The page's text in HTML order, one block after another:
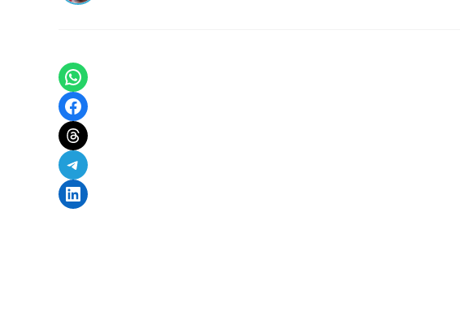
Share on WhatsApp
Share on Facebook
Share on Threads
Share on Telegram
Share on LinkedIn